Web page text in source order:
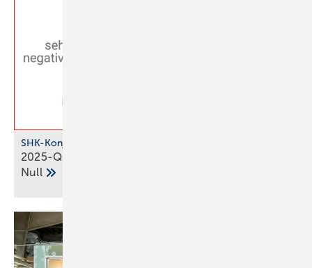
SHK-Konjunkturbarometer
2025-Q3: SHK-Geschäftsklima stag­niert auf der
Null